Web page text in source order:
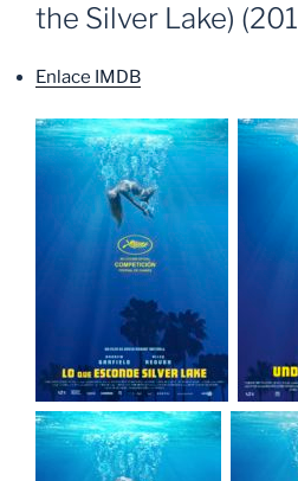
the Silver Lake)
Enlace IMDB